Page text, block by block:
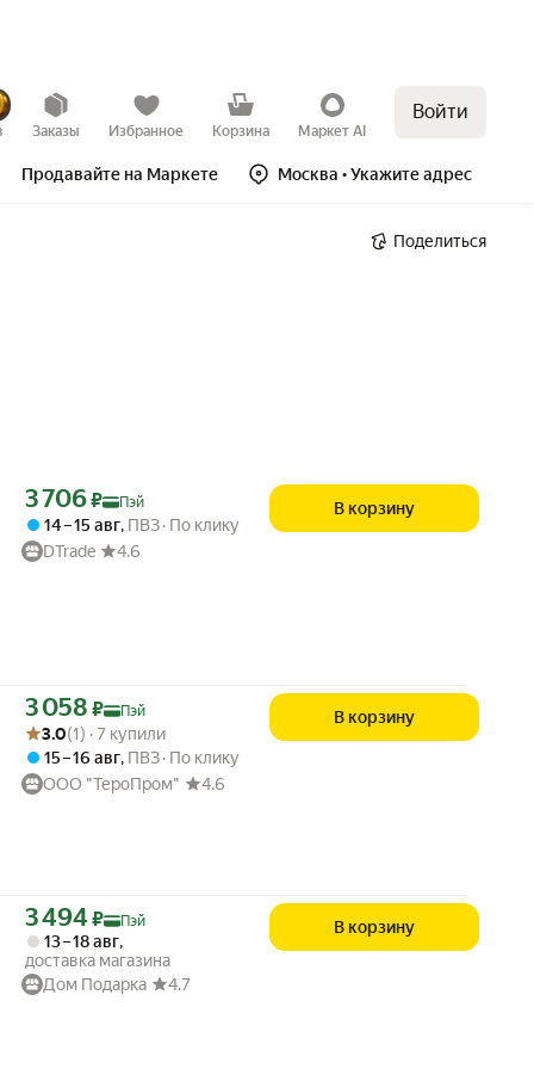
Заказы Избранное Корзина Маркет AI
Войти
Продавайте на Маркете Москва • Укажите адрес
Поделиться
Цена с картой Яндекс Пэй 3706 ₽ вместо
3 706₽ Пэй
14 – 15 авг, ПВЗ По клику
DTrade
4.6
В корзину
Цена с картой Яндекс Пэй 3058 ₽ вместо
3 058 ₽
Пэй
Рейтинг товара: 3.0 из 5
Оценок: (1) · 7 купили
3.0(1) · 7 купили
15 – 16 авг, ПВЗ По клику
ООО "ТероПром"
4.6
В корзину
Цена с картой Яндекс Пэй 3494 ₽ вместо
3 494 ₽ Пэй
13 – 18 авг,
доставка магазина
Дом Подарка
4.7
В корзину